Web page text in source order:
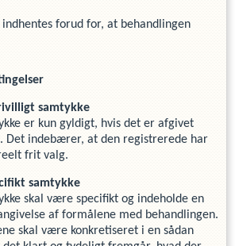
indhentes forud for, at behandlingen
samtykke
er kun gyldigt, hvis det er afgivet
Det indebærer, at den registrerede har
frit valg.
samtykke
skal være specifikt og indeholde en
af formålene med behandlingen.
skal være konkretiseret i en sådan